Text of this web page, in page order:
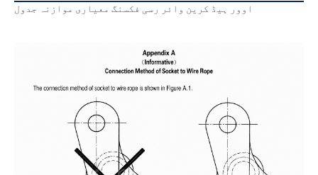
اوور ہیڈ کرین وائر رسی فکسنگ معیاری موازنہ جدول